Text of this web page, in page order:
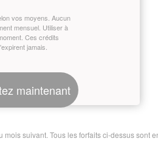
vos moyens. Aucun
mensuel. Utiliser à
Ces crédits
jamais.
maintenant
suivant. Tous les forfaits ci-dessus sont